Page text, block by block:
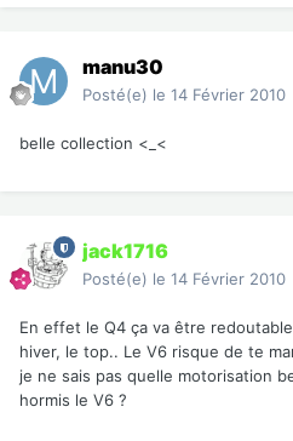
manu30
Posté(e) le 14 Février 2010
belle collection <_<
jack1716
Posté(e) le 14 Février 2010
En effet le Q4 ça va être
hiver, le top.. Le V6 risque de te
je ne sais pas quelle motorisation
hormis le V6 ?